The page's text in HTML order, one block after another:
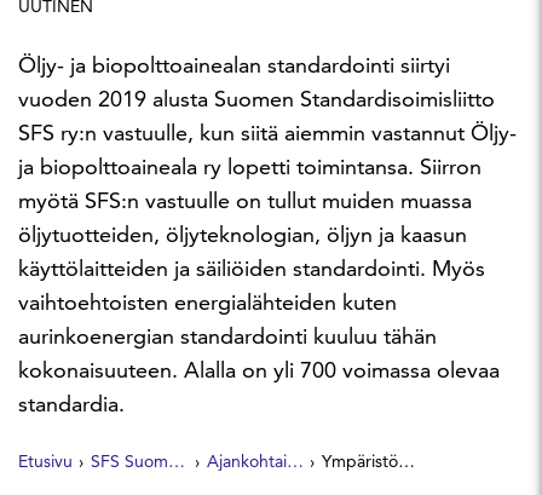
UUTINEN
Öljy- ja biopolttoainealan standardointi siirtyi
vuoden 2019 alusta Suomen Standardisoimisliitto
SFS ry:n vastuulle, kun siitä aiemmin vastannut Öljy-
ja biopolttoaineala ry lopetti toimintansa. Siirron
myötä SFS:n vastuulle on tullut muiden muassa
öljytuotteiden, öljyteknologian, öljyn ja kaasun
käyttölaitteiden ja säiliöiden standardointi. Myös
vaihtoehtoisten energialähteiden kuten
aurinkoenergian standardointi kuuluu tähän
kokonaisuuteen. Alalla on yli 700 voimassa olevaa
standardia.
Etusivu SFS Suomen Standardit Ajankohtaista Ympäristötekijät vaikuttavat voimakkaasti öljy- ja biopolttoainealaan – standardoinnista vastaa nyt Suomen Standardisoimisliitto SFS ry